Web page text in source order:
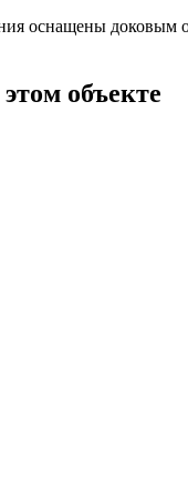
оснащены доковым
объекте